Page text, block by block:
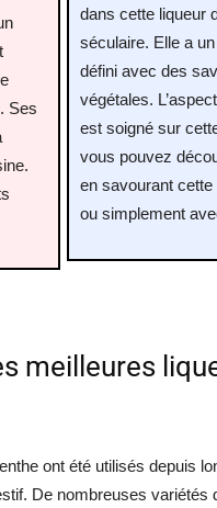
Ses
dans cette liqueur
séculaire. Elle a
défini avec des
végétales.
est soigné sur
vous pouvez
en savourant
ou simplement
meilleures
ont été utilisés depuis
De nombreuses